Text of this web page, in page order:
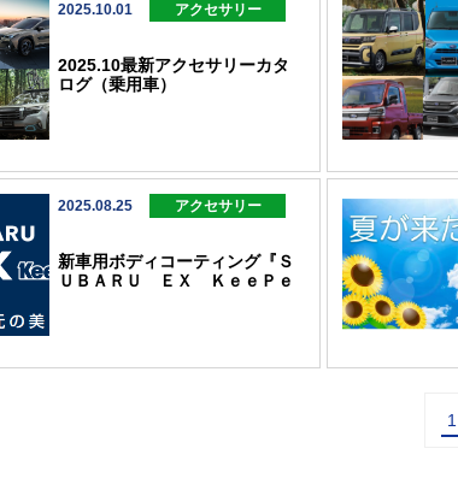
2025.10.01 アクセサリー
2025.10最新アクセサリーカタ
ログ（乗用車）
2025.08.25 アクセサリー
新車用ボディコーティング『Ｓ
ＵＢＡＲＵ ＥＸ ＫｅｅＰｅ
1